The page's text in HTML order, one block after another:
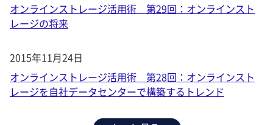
オンラインストレージ活用術 第29回：オンラインスト
レージの将来
2015年11月24日
オンラインストレージ活用術 第28回：オンラインスト
レージを自社データセンターで構築するトレンド